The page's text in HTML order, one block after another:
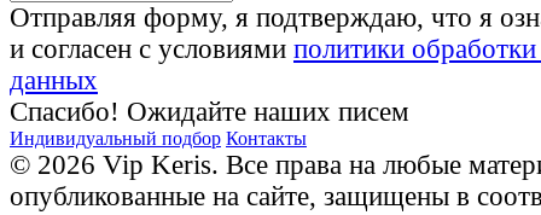
Отправляя форму, я подтверждаю, что я
и согласен с условиями политики
данных
Спасибо! Ожидайте наших писем
Индивидуальный подбор Контакты
© 2026 Vip Keris. Все права на любые
опубликованные на сайте, защищены в